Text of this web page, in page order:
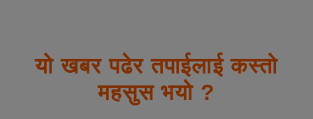
यो खबर पढेर तपाईलाई कस्तो
महसुस भयो ?